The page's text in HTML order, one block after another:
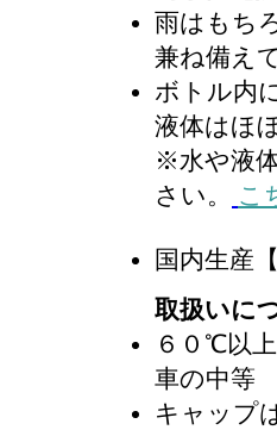
雨はもち
兼ね備え
ボトル内
液体はほ
※水や液
さい。
こ
国内生産
取扱いに
６０℃以
車の中等
キャップ